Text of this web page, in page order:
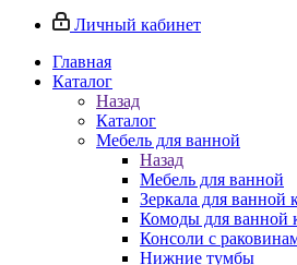
Личный кабинет
Главная
Каталог
Назад
Каталог
Мебель для ванной
Назад
Мебель для ванной
Зеркала для ванной
Комоды для ванной
Консоли с
Нижние тумбы